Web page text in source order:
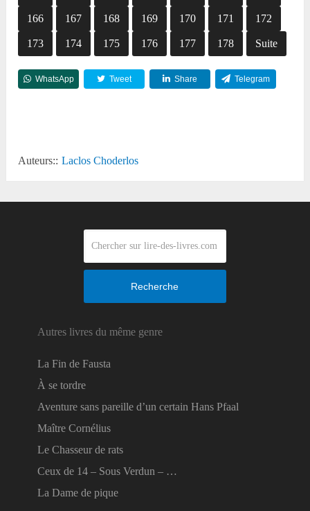
166 167 168 169 170 171 172
173 174 175 176 177 178 Suite
WhatsApp Tweet Share Telegram
Auteurs:: Laclos Choderlos
Recherche
Autres livres du même genre
La Fin de Fausta
À se tordre
Aventure sans pareille d’un certain Hans Pfaal
Maître Cornélius
Le Chasseur de rats
Ceux de 14 – Sous Verdun – …
La Dame de pique